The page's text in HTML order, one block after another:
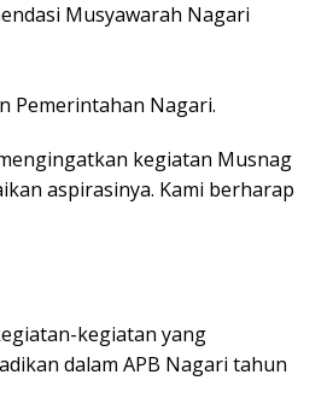
Musyawarah Nagari
Pemerintahan Nagari.
kegiatan Musnag
aspirasinya. Kami berharap
kegiatan yang
dalam APB Nagari tahun